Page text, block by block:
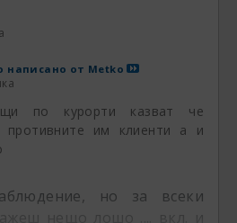
написано от Metko
по курорти казват че
противните им клиенти а и
но за всеки